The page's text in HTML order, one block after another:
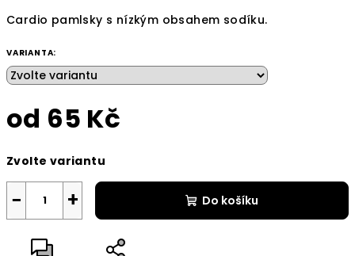
Cardio pamlsky s nízkým obsahem sodíku.
VARIANTA:
od 65 Kč
cena:
Zvolte variantu
+
− Do košíku